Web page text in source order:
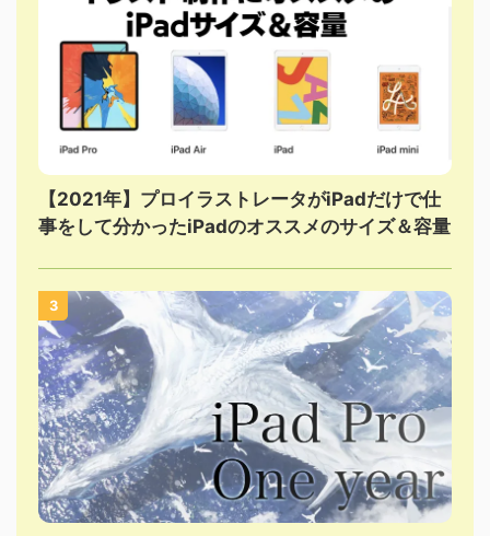
【2021年】プロイラストレータがiPadだけで仕
事をして分かったiPadのオススメのサイズ＆容量
3